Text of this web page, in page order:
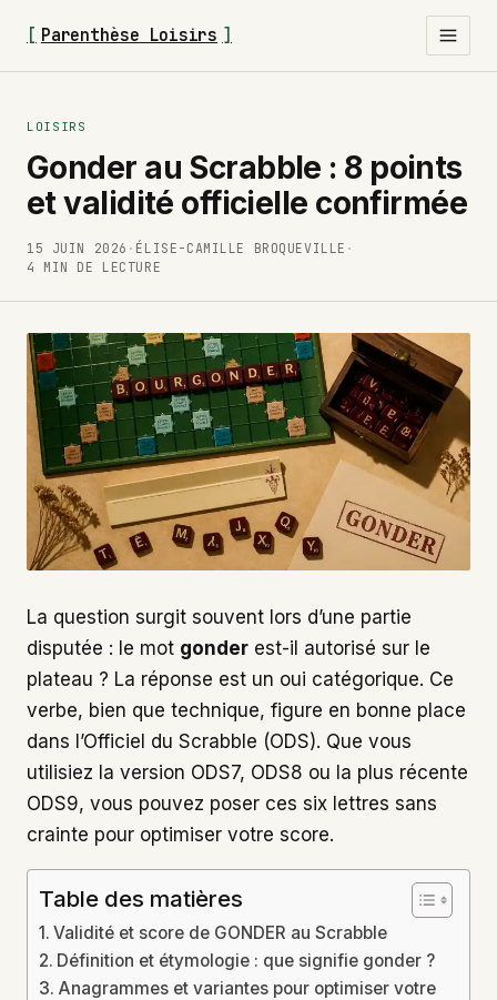
[ Parenthèse Loisirs ]
LOISIRS
Gonder au Scrabble : 8 points
et validité officielle confirmée
15 JUIN 2026 · ÉLISE-CAMILLE BROQUEVILLE ·
4 MIN DE LECTURE
La question surgit souvent lors d’une partie
disputée : le mot gonder est-il autorisé sur le
plateau ? La réponse est un oui catégorique. Ce
verbe, bien que technique, figure en bonne place
dans l’Officiel du Scrabble (ODS). Que vous
utilisiez la version ODS7, ODS8 ou la plus récente
ODS9, vous pouvez poser ces six lettres sans
crainte pour optimiser votre score.
Table des matières
Validité et score de GONDER au Scrabble
Définition et étymologie : que signifie gonder ?
Anagrammes et variantes pour optimiser votre